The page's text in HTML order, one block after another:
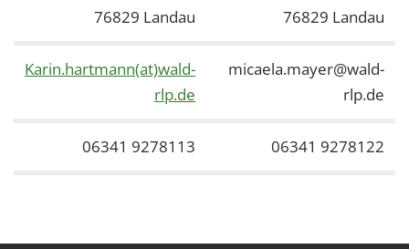
76829 Landau 76829 Landau
Karin.hartmann(at)wald-
rlp.de
micaela.mayer@wald-
rlp.de
06341 9278113 06341 9278122